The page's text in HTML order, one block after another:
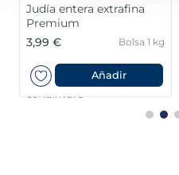
Judía entera extrafina
Premium
3,99 €
COMBINABLE
Bolsa 1 kg
Añadir